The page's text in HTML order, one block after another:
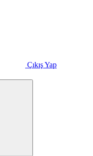
Çıkış Yap